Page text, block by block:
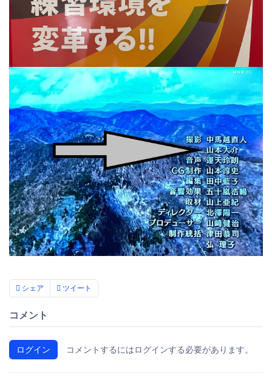
シェア ツイート
コメント
ログイン コメントするにはログインする必要があります。